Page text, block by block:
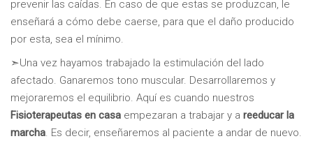
prevenir las caídas. En caso de que estas se produzcan, le
enseñará a cómo debe caerse, para que el daño producido
por esta, sea el mínimo.
➣Una vez hayamos trabajado la estimulación del lado
afectado. Ganaremos tono muscular. Desarrollaremos y
mejoraremos el equilibrio. Aquí es cuando nuestros
Fisioterapeutas en casa empezaran a trabajar y a reeducar la
marcha. Es decir, enseñaremos al paciente a andar de nuevo.